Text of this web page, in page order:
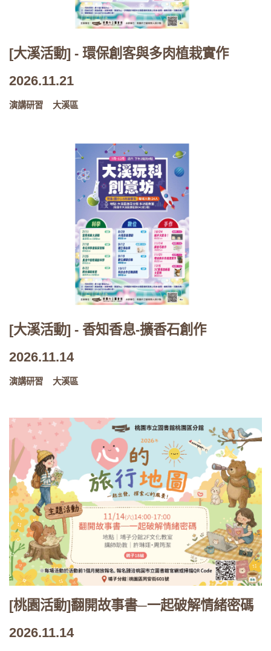
[大溪活動] - 環保創客與多肉植栽實作
2026.11.21
演講研習 大溪區
[大溪活動] - 香知香息-擴香石創作
2026.11.14
演講研習 大溪區
[桃園活動]翻開故事書─一起破解情緒密碼
2026.11.14